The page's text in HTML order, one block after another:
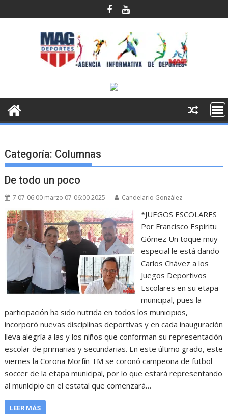
al
Categoría: Columnas
De todo un poco
7 07-06:00 marzo 07-06:00 2025 Candelario González
*JUEGOS ESCOLARES
Por Francisco Espíritu
Gómez Un toque muy
especial le está dando
Carlos Chávez a los
Juegos Deportivos
Escolares en su etapa
municipal, pues la
participación ha sido nutrida en todos los municipios,
incorporó nuevas disciplinas deportivas y en cada inauguración
lleva alegría a las y los niños que conforman su representación
escolar de primarias y secundarias. En este último grado, este
viernes la Corona Morfín TM se coronó campeona de futbol
soccer de la etapa municipal, por lo que estará representando
al municipio en el estatal que comenzará…
LEER MÁS